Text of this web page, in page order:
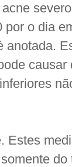
o dia
anotada.
Estes